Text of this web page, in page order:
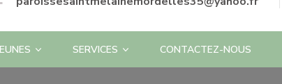
SERVICES CONTACTEZ-NOUS